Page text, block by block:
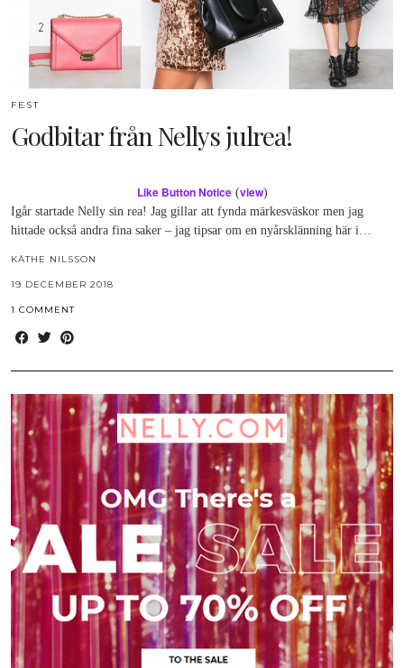
FEST
Godbitar från Nellys julrea!
Like Button Notice(view)
Igår startade Nelly sin rea! Jag gillar att fynda märkesväskor men jag
hittade också andra fina saker – jag tipsar om en nyårsklänning här i…
KÄTHE NILSSON
19 DECEMBER 2018
1 COMMENT